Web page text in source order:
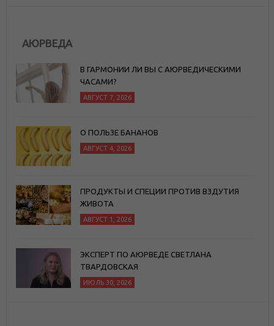
АЮРВЕДА
В ГАРМОНИИ ЛИ ВЫ С АЮРВЕДИЧЕСКИМИ
ЧАСАМИ?
АВГУСТ 7, 2026
О ПОЛЬЗЕ БАНАНОВ
АВГУСТ 4, 2026
ПРОДУКТЫ И СПЕЦИИ ПРОТИВ ВЗДУТИЯ
ЖИВОТА
АВГУСТ 1, 2026
ЭКСПЕРТ ПО АЮРВЕДЕ СВЕТЛАНА
ТВАРДОВСКАЯ
ИЮЛЬ 30, 2026